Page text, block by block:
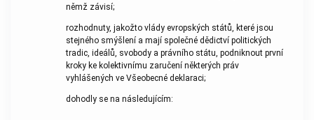
němž závisí;
rozhodnuty, jakožto vlády evropských států, které jsou
stejného smýšlení a mají společné dědictví politických
tradic, ideálů, svobody a právního státu, podniknout první
kroky ke kolektivnímu zaručení některých práv
vyhlášených ve Všeobecné deklaraci;
dohodly se na následujícím: